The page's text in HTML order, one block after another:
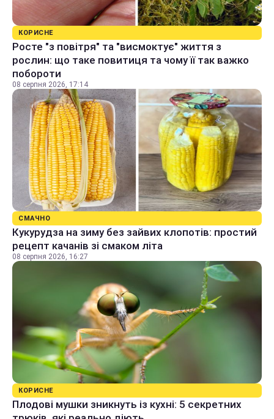
КОРИСНЕ
Росте "з повітря" та "висмоктує" життя з
рослин: що таке повитиця та чому її так важко
побороти
08 серпня 2026, 17:14
СМАЧНО
Кукурудза на зиму без зайвих клопотів: простий
рецепт качанів зі смаком літа
08 серпня 2026, 16:27
КОРИСНЕ
Плодові мушки зникнуть із кухні: 5 секретних